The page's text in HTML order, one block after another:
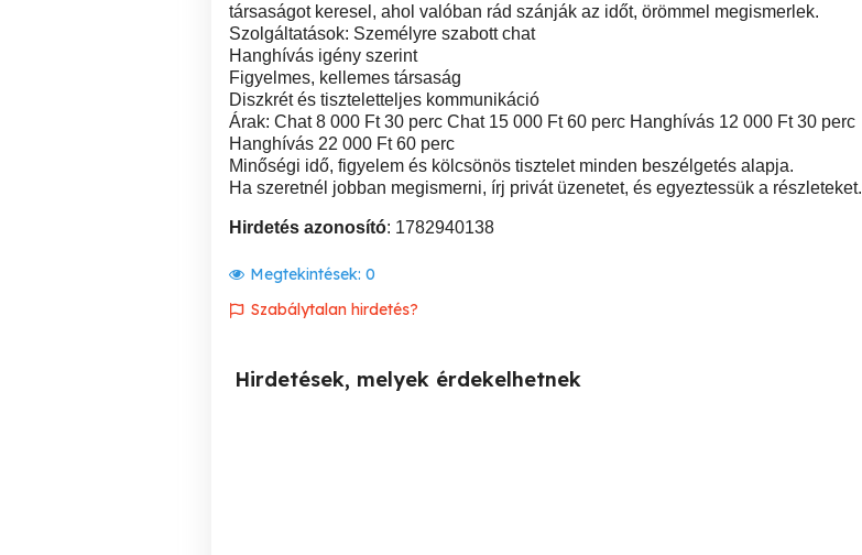
társaságot keresel, ahol valóban rád szánják az időt, örömmel megismerlek.
Szolgáltatások: Személyre szabott chat
Hanghívás igény szerint
Figyelmes, kellemes társaság
Diszkrét és tiszteletteljes kommunikáció
Árak: Chat 8 000 Ft 30 perc Chat 15 000 Ft 60 perc Hanghívás 12 000 Ft 30 perc
Hanghívás 22 000 Ft 60 perc
Minőségi idő, figyelem és kölcsönös tisztelet minden beszélgetés alapja.
Ha szeretnél jobban megismerni, írj privát üzenetet, és egyeztessük a részleteket.
Hirdetés azonosító: 1782940138
Megtekintések: 0
Szabálytalan hirdetés?
Hirdetések, melyek érdekelhetnek